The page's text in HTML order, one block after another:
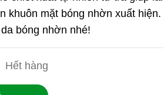
khuôn mặt bóng nhờn xuất hiện.
bóng nhờn nhé!
Hết hàng